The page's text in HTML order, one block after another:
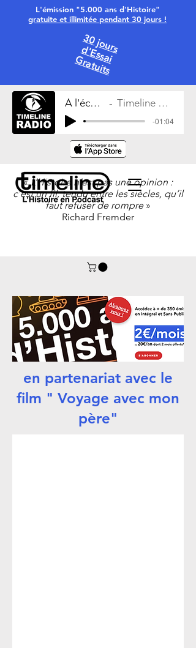
L'émission "5.000 ans d'Histoire"
gratuite et illimitée pendant 30 jours !
30 jours
d'Essai
Gratuits
«L’Histoire n’est pas une opinion :
c’est un fil, tendu entre les siècles, qu’il
faut refuser de rompre»
Richard Fremder
À l'écoute Timeline Radio
-01:04
en partenariat avec le
film " Voyage avec mon
père"